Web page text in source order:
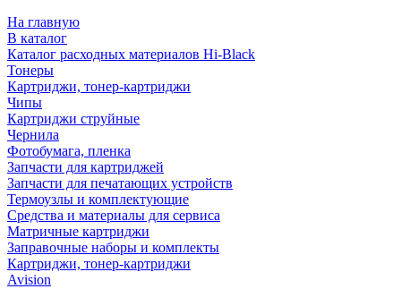
На главную
В каталог
Каталог расходных материалов Hi-Black
Тонеры
Картриджи, тонер-картриджи
Чипы
Картриджи струйные
Чернила
Фотобумага, пленка
Запчасти для картриджей
Запчасти для печатающих устройств
Термоузлы и комплектующие
Средства и материалы для сервиса
Матричные картриджи
Заправочные наборы и комплекты
Картриджи, тонер-картриджи
Avision